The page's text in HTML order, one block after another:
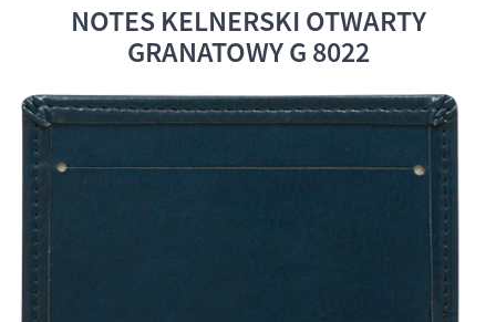
NOTES KELNERSKI OTWARTY
GRANATOWY G 8022